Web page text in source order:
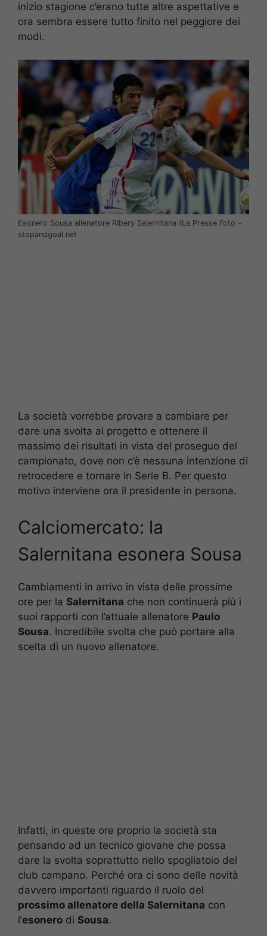
inizio stagione c’erano tutte altre aspettative e
ora sembra essere tutto finito nel peggiore dei
modi.
Esonero Sousa allenatore RIbery Salernitana (La Presse Foto –
stopandgoal.net
La società vorrebbe provare a cambiare per
dare una svolta al progetto e ottenere il
massimo dei risultati in vista del proseguo del
campionato, dove non c’è nessuna intenzione di
retrocedere e tornare in Serie B. Per questo
motivo interviene ora il presidente in persona.
Calciomercato: la
Salernitana esonera Sousa
Cambiamenti in arrivo in vista delle prossime
ore per la Salernitana che non continuerà più i
suoi rapporti con l’attuale allenatore Paulo
Sousa. Incredibile svolta che può portare alla
scelta di un nuovo allenatore.
Infatti, in queste ore proprio la società sta
pensando ad un tecnico giovane che possa
dare la svolta soprattutto nello spogliatoio del
club campano. Perché ora ci sono delle novità
davvero importanti riguardo il ruolo del
prossimo allenatore della Salernitana con
l’esonero di Sousa.